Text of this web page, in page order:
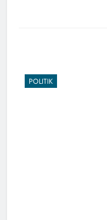
POLITIK